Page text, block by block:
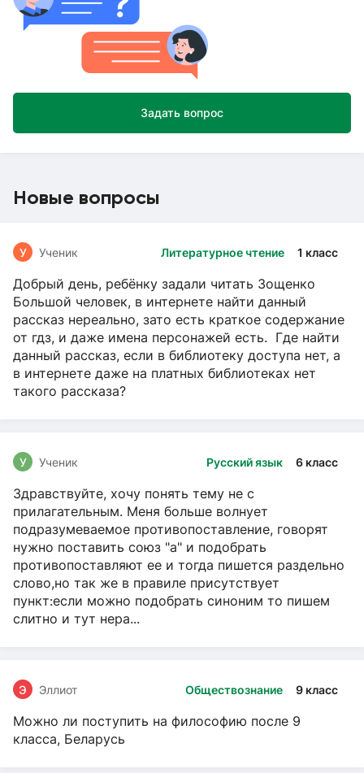
Задать вопрос
Новые вопросы
Литературное чтение 1 класс
У Ученик
Добрый день, ребёнку задали читать Зощенко
Большой человек, в интернете найти данный
рассказ нереально, зато есть краткое содержание
от гдз, и даже имена персонажей есть. Где найти
данный рассказ, если в библиотеку доступа нет, а
в интернете даже на платных библиотеках нет
такого рассказа?
Русский язык 6 класс
У Ученик
Здравствуйте, хочу понять тему не с
прилагательным. Меня больше волнует
подразумеваемое противопоставление, говорят
нужно поставить союз "а" и подобрать
противопоставляют ее и тогда пишется раздельно
слово,но так же в правиле присутствует
пункт:если можно подобрать синоним то пишем
слитно и тут нера...
Обществознание 9 класс
Э Эллиот
Можно ли поступить на философию после 9
класса, Беларусь